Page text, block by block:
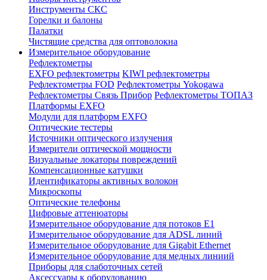
Инструменты СКС
Горелки и балоны
Палатки
Чистящие средства для оптоволокна
Измерительное оборудование
Рефлектометры
EXFO рефлектометры KIWI рефлектометры
Рефлектометры FOD Рефлектометры Yokogawa
Рефлектометры Связь Прибор Рефлектометры ТОПАЗ
Платформы EXFO
Модули для платформ EXFO
Оптические тестеры
Источники оптического излучения
Измерители оптической мощности
Визуальные локаторы повреждений
Компенсационные катушки
Идентификаторы активных волокон
Микроскопы
Оптические телефоны
Цифровые аттенюаторы
Измерительное оборудование для потоков Е1
Измерительное оборудование для ADSL линий
Измерительное оборудование для Gigabit Ethernet
Измерительное оборудование для медных линиий
Приборы для слаботочных сетей
Аксессуары к оборудованию